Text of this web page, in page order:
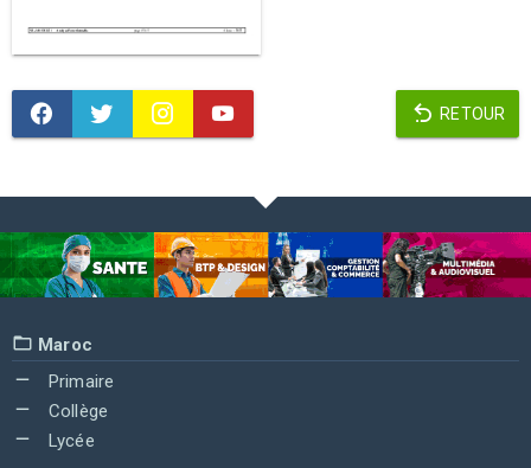
RETOUR
Maroc
Primaire
Collège
Lycée